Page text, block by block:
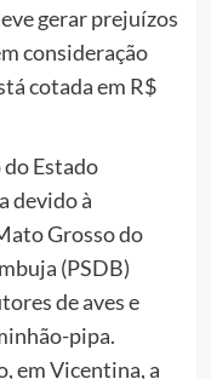
gerar prejuízos
consideração
cotada em R$
Estado
devido à
Grosso do
(PSDB)
de aves e
pipa.
em Vicentina, a